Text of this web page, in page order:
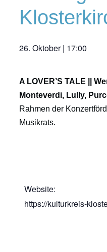
26. Oktober | 17:00
A LOVER’S TALE ||
Monteverdi, Lully,
Rahmen der
Musikrats.
Website:
https://kulturkreis-